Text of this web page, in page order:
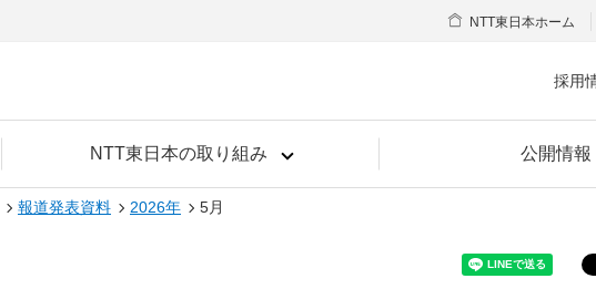
NTT東日本の取り組み 公開情報
NTT東日本ホーム
採用
報道発表資料 2026年 5月